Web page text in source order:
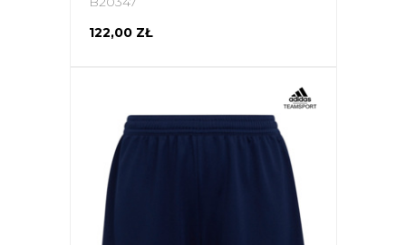
122,00 ZŁ